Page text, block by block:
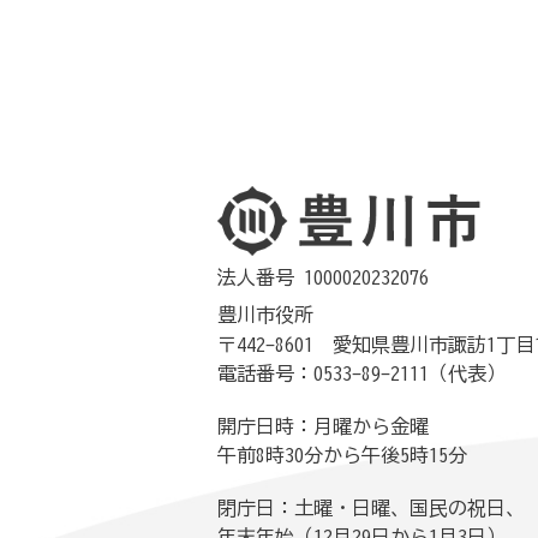
法人番号 1000020232076
豊川市役所
〒442-8601 愛知県豊川市諏訪1丁目
電話番号：0533-89-2111（代表）
開庁日時：月曜から金曜
午前8時30分から午後5時15分
閉庁日：土曜・日曜、国民の祝日、